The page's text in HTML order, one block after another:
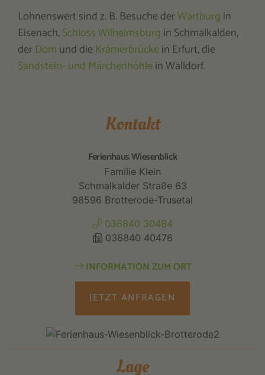
Lohnenswert sind z. B. Besuche derWartburg in
Eisenach,Schloss Wilhelmsburg in Schmalkalden,
der Dom und die Krämerbrückein Erfurt, die
Sandstein- und Märchenhöhlein Walldorf.
Kontakt
Ferienhaus Wiesenblick
Familie Klein
Schmalkalder Straße 63
98596 Brotterode-Trusetal
036840 30484
036840 40476
INFORMATION ZUM ORT
JETZT ANFRAGEN
Lage